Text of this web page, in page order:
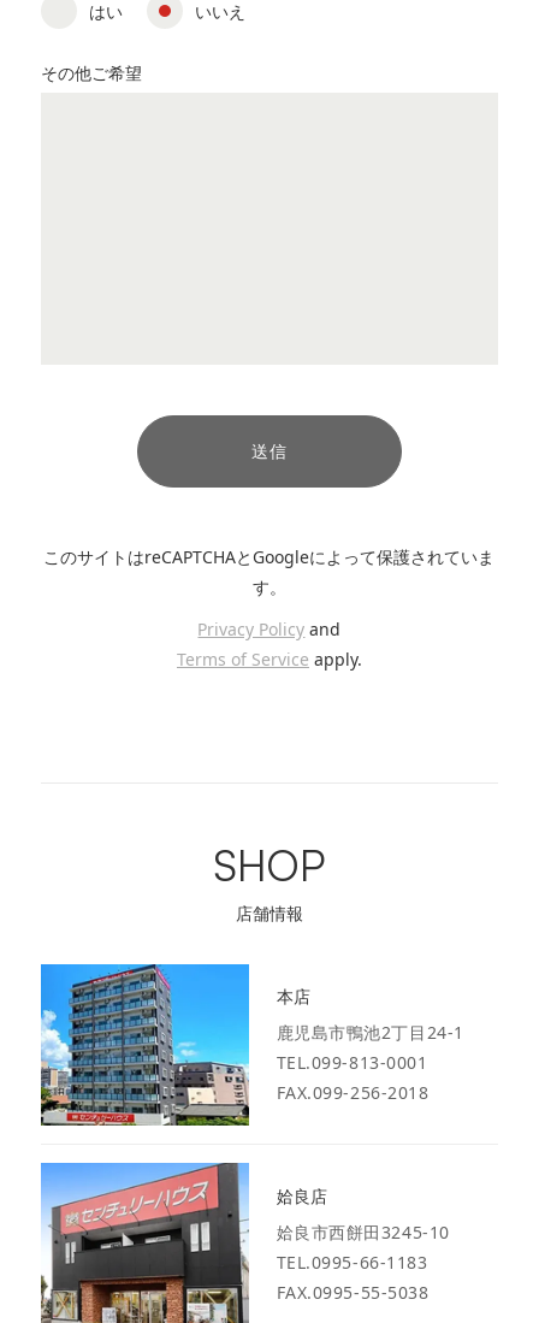
はい いいえ
その他ご希望
このサイトはreCAPTCHAとGoogleによって保護されていま
す。
Privacy Policy and
Terms of Service apply.
SHOP
店舗情報
本店
鹿児島市鴨池2丁目24-1
TEL.099-813-0001
FAX.099-256-2018
姶良店
姶良市西餅田3245-10
TEL.0995-66-1183
FAX.0995-55-5038